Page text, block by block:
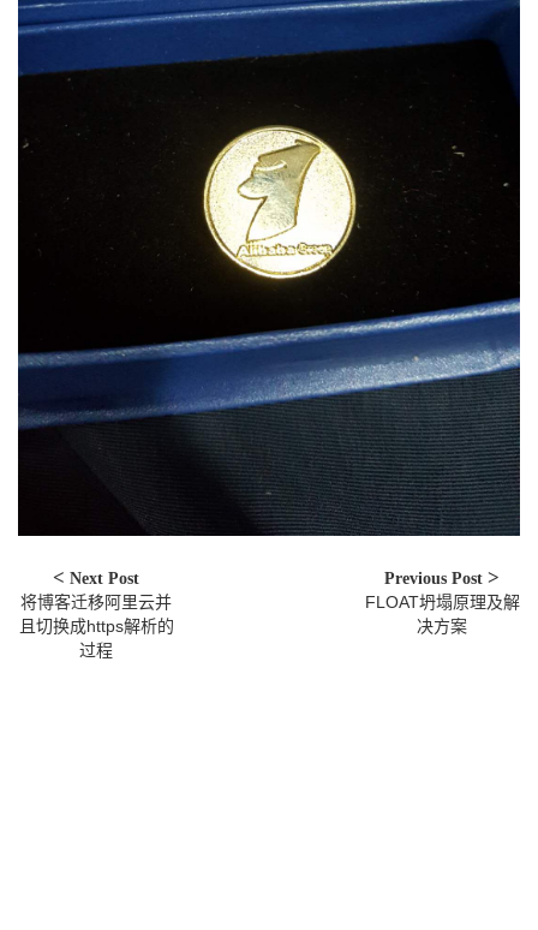
Next Post
将博客迁移阿里云并
且切换成https解析的
过程
Previous Post
FLOAT坍塌原理及解
决方案